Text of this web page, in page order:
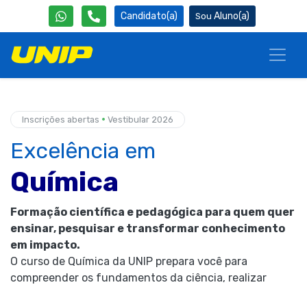
Candidato(a) Aluno(a)
Inscrições abertas • Vestibular 2026
Excelência em
Química
Formação científica e pedagógica para quem quer
ensinar, pesquisar e transformar conhecimento
em impacto.
O curso de Química da UNIP prepara você para
compreender os fundamentos da ciência, realizar